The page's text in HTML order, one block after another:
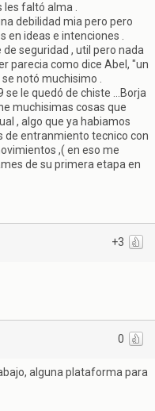
faltó alma .
debilidad mia pero pero
ideas e intenciones .
seguridad , util pero nada
parecia como dice Abel, "un
notó muchisimo .
le quedó de chiste ...Borja
muchisimas cosas que
, algo que ya habiamos
de entranmiento tecnico con
,( en eso me
de su primera etapa en
+3
0
alguna plataforma para